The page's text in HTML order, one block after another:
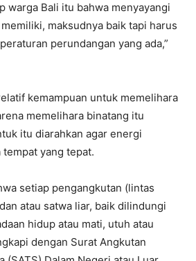
warga Bali itu bahwa menyayangi
maksudnya baik tapi harus
perundangan yang ada,”
kemampuan untuk memelihara
memelihara binatang itu
itu diarahkan agar energi
yang tepat.
setiap pengangkutan (lintas
atau satwa liar, baik dilindungi
hidup atau mati, utuh atau
dengan Surat Angkutan